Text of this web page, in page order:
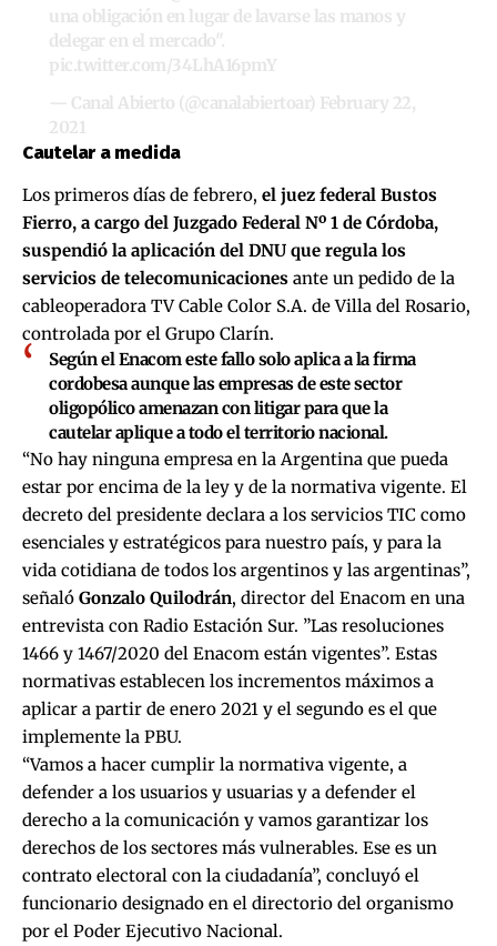
una obligación en lugar de lavarse las manos y
delegar en el mercado".
pic.twitter.com/34LhA16pmY
— Canal Abierto (@canalabiertoar) February 22,
2021
Cautelar a medida
Los primeros días de febrero, el juez federal Bustos
Fierro, a cargo del Juzgado Federal Nº 1 de Córdoba,
suspendió la aplicación del DNU que regula los
servicios de telecomunicaciones ante un pedido de la
cableoperadora TV Cable Color S.A. de Villa del Rosario,
controlada por el Grupo Clarín.
Según el Enacom este fallo solo aplica a la firma
cordobesa aunque las empresas de este sector
oligopólico amenazan con litigar para que la
cautelar aplique a todo el territorio nacional.
“No hay ninguna empresa en la Argentina que pueda
estar por encima de la ley y de la normativa vigente. El
decreto del presidente declara a los servicios TIC como
esenciales y estratégicos para nuestro país, y para la
vida cotidiana de todos los argentinos y las argentinas”,
señaló Gonzalo Quilodrán, director del Enacom en una
entrevista con Radio Estación Sur. ”Las resoluciones
1466 y 1467/2020 del Enacom están vigentes”. Estas
normativas establecen los incrementos máximos a
aplicar a partir de enero 2021 y el segundo es el que
implemente la PBU.
“Vamos a hacer cumplir la normativa vigente, a
defender a los usuarios y usuarias y a defender el
derecho a la comunicación y vamos garantizar los
derechos de los sectores más vulnerables. Ese es un
contrato electoral con la ciudadanía”, concluyó el
funcionario designado en el directorio del organismo
por el Poder Ejecutivo Nacional.